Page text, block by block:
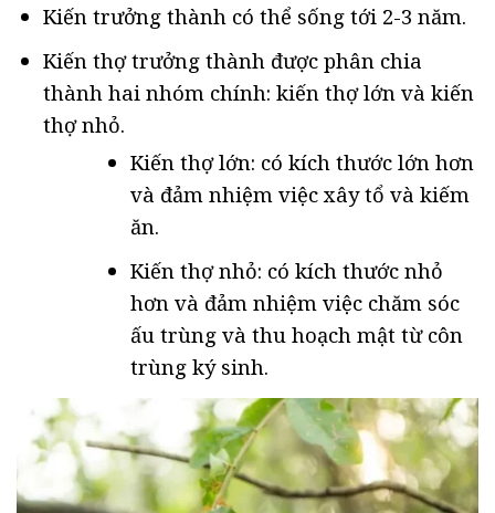
Kiến trưởng thành có thể sống tới 2-3 năm.
Kiến thợ trưởng thành được phân chia
thành hai nhóm chính: kiến thợ lớn và kiến
thợ nhỏ.
Kiến thợ lớn: có kích thước lớn hơn
và đảm nhiệm việc xây tổ và kiếm
ăn.
Kiến thợ nhỏ: có kích thước nhỏ
hơn và đảm nhiệm việc chăm sóc
ấu trùng và thu hoạch mật từ côn
trùng ký sinh.